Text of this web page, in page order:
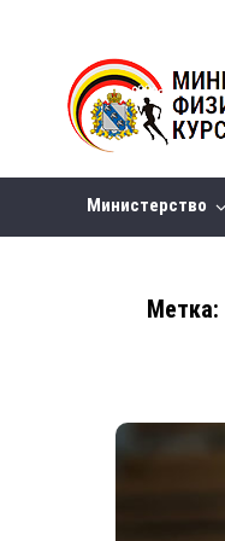
Министерство
Метка: